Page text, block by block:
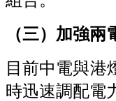
（三）加強
目前中電與港
時迅速調配電